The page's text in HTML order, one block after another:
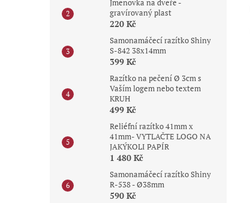
Jmenovka na dveře -
gravírovaný plast
220 Kč
Samonamáčecí razítko Shiny
S-842 38x14mm
399 Kč
Razítko na pečení Ø 3cm s
Vaším logem nebo textem
KRUH
499 Kč
Reliéfní razítko 41mm x
41mm- VYTLAČTE LOGO NA
JAKÝKOLI PAPÍR
1 480 Kč
Samonamáčecí razítko Shiny
R-538 - Ø38mm
590 Kč